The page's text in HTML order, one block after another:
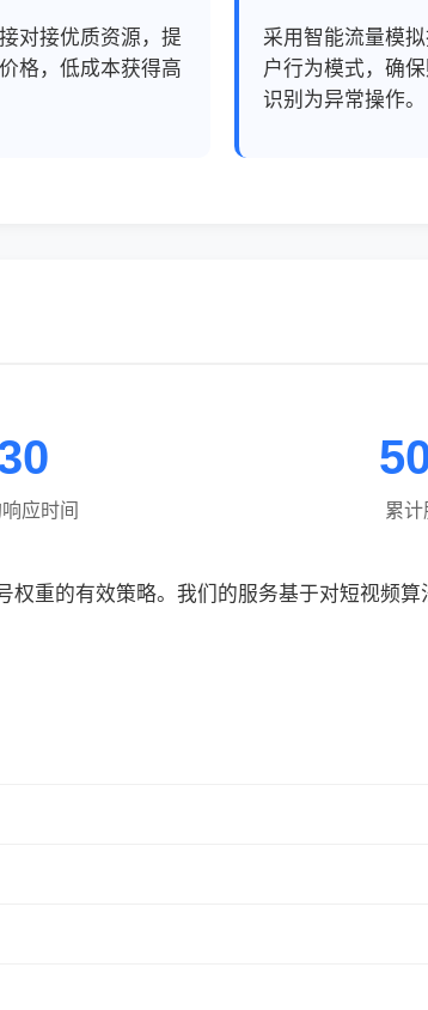
对接优质资源，提
格，低成本获得高
采用智能流量模
户行为模式，确
识别为异常操作。
应时间 累计
重的有效策略。我们的服务基于对短视频